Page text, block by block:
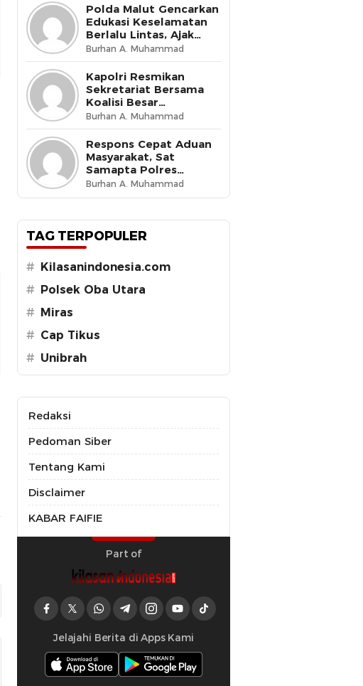
Polda Malut Gencarkan
Edukasi Keselamatan
Berlalu Lintas, Ajak
Masyarakat Wujudkan
Budaya Tertib di Jalan
Burhan A. Muhammad
Kapolri Resmikan
Sekretariat Bersama
Koalisi Besar
Perjuangan Buruh
Indonesia, Tegaskan
Komitmen Lindungi
Hak Pekerja dan Jaga
Iklim Investasi
Burhan A. Muhammad
Respons Cepat Aduan
Masyarakat, Sat
Samapta Polres
Ternate Amankan 210
Botol Miras Cap Tikus
Burhan A. Muhammad
TAG TERPOPULER
#
Kilasanindonesia.com
#
Polsek Oba Utara
#
Miras
# Cap Tikus
# Unibrah
Redaksi
Pedoman Siber
Tentang Kami
Disclaimer
KABAR FAIFIE
Part of
Jelajahi Berita di Apps Kami